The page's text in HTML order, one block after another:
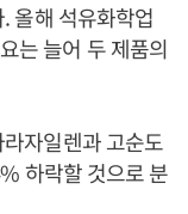
올해 석유화학업
는 늘어 두 제품의
자일렌과 고순도
하락할 것으로 분